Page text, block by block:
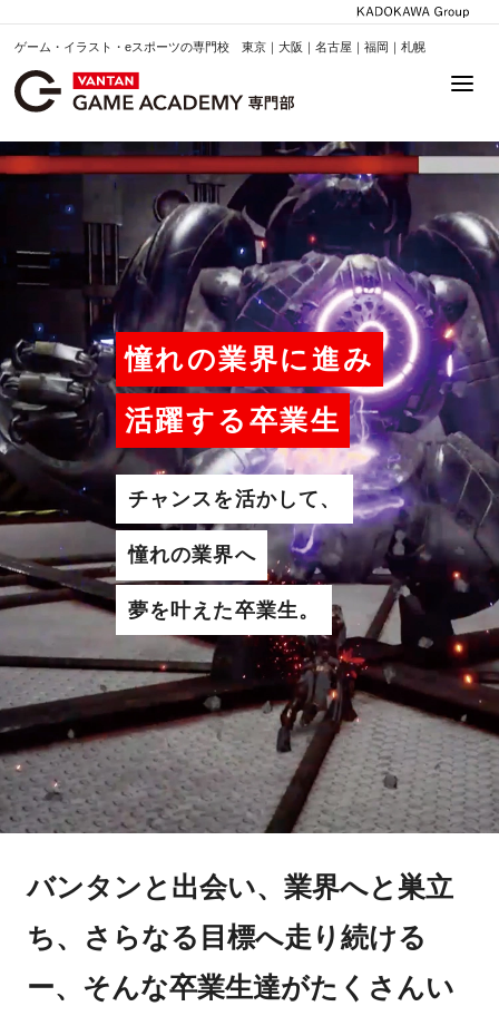
ゲーム・イラスト・eスポーツの専門校 東京｜大阪｜名古屋｜福岡｜札幌
憧れの業界に進み
活躍する卒業生
チャンスを活かして、
憧れの業界へ
夢を叶えた卒業生。
バンタンと出会い、業界へと巣立
ち、さらなる目標へ走り続ける
ー、そんな卒業生達がたくさんい